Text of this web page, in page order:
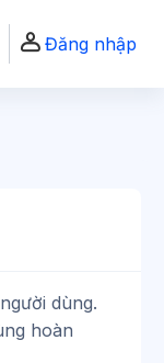
chọn tìm kiếm
Đăng nhập
dùng.
hoàn